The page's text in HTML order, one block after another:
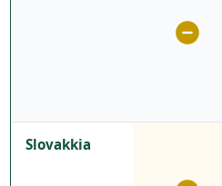
Slovakkia